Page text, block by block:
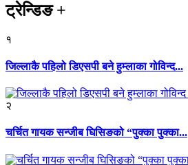
ट्रेन्डिङ+
१
जिल्लाकै पहिलो डिएसपी बने हुम्लाका गोविन्द...
२
चर्चित गायक सन्जीब घिसिङको “पुक्का पुक्का...